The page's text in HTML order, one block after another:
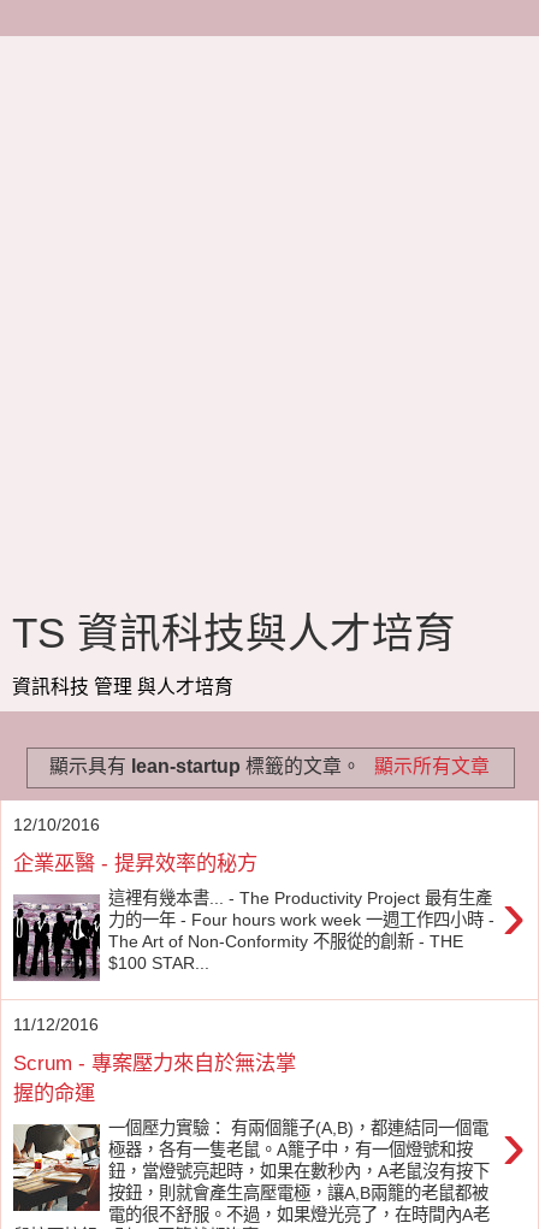
TS 資訊科技與人才培育
資訊科技 管理 與人才培育
顯示具有 lean-startup 標籤的文章。 顯示所有文章
12/10/2016
企業巫醫 - 提昇效率的秘方
›
這裡有幾本書... - The Productivity Project 最有生產
力的一年 - Four hours work week 一週工作四小時 -
The Art of Non-Conformity 不服從的創新 - THE
$100 STAR...
11/12/2016
Scrum - 專案壓力來自於無法掌
握的命運
›
一個壓力實驗： 有兩個籠子(A,B)，都連結同一個電
極器，各有一隻老鼠。A籠子中，有一個燈號和按
鈕，當燈號亮起時，如果在數秒內，A老鼠沒有按下
按鈕，則就會產生高壓電極，讓A,B兩籠的老鼠都被
電的很不舒服。不過，如果燈光亮了，在時間內A老